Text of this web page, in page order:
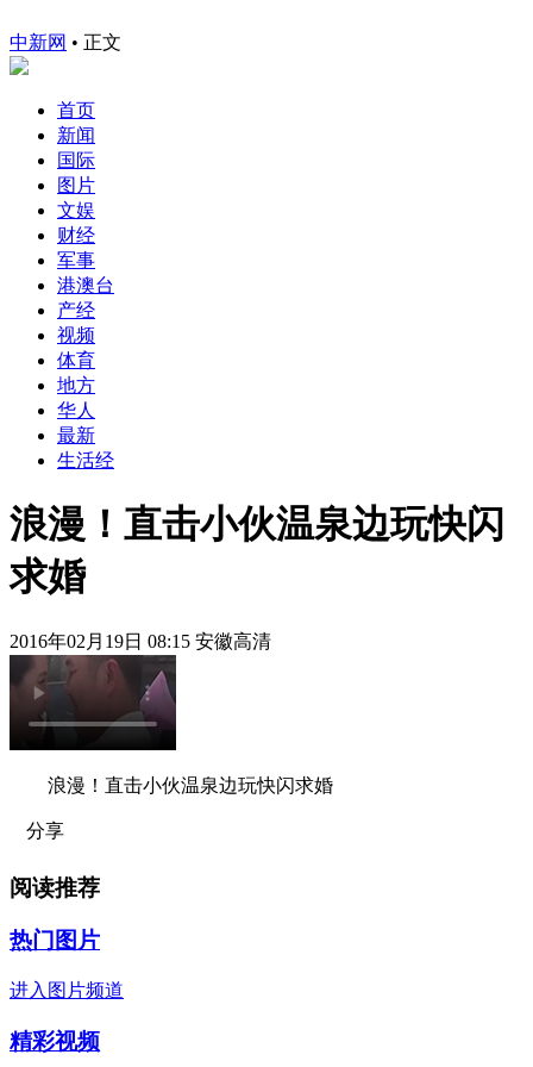
中新网 • 正文
首页
新闻
国际
图片
文娱
财经
军事
港澳台
产经
视频
体育
地方
华人
最新
生活经
浪漫！直击小伙温泉边玩快闪
求婚
2016年02月19日 08:15 安徽高清
浪漫！直击小伙温泉边玩快闪求婚
分享
阅读推荐
热门图片
进入图片频道
精彩视频